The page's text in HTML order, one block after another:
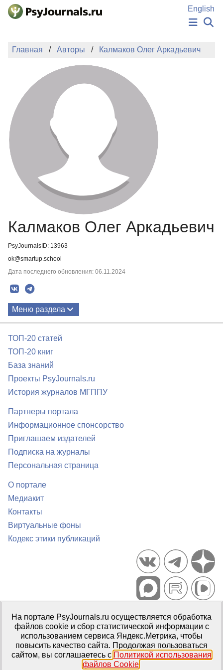
Перейти к основному содержанию
English
НОВОСТИ
АВТОРЫ
ПОДАТЬ РУКОПИСЬ
БАЗА ЗНАНИЙ
КЛЮЧЕВЫЕ СЛОВА
Регистрация
Главная Авторы Калмаков Олег Аркадьевич
Калмаков Олег Аркадьевич
PsyJournalsID: 13963
ok@smartup.school
Дата последнего обновления: 06.11.2024
Меню раздела
ТОП-20 статей
ТОП-20 книг
База знаний
Проекты PsyJournals.ru
История журналов МГППУ
Партнеры портала
Информационное спонсорство
Приглашаем издателей
Подписка на журналы
Персональная страница
О портале
Медиакит
Контакты
Виртуальные фоны
Кодекс этики публикаций
Портал психологических изданий PsyJournals.ru, 2007–2026
Правила использования материалов
Свидетельство регистрации СМИЭл № ФС77-66447 от 14 июля
2016 г.
Издатель: ФГБОУ ВО МГППУ
На портале PsyJournals.ru осуществляется обработка
файлов cookie и сбор статистической информации с
использованием сервиса Яндекс.Метрика, чтобы
повысить качество сайта. Продолжая пользоваться
сайтом, вы соглашаетесь с Политикой использования
файлов Cookie.